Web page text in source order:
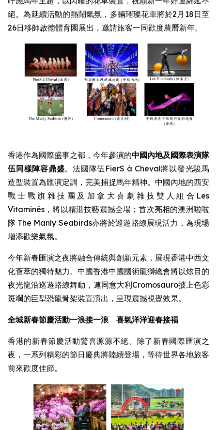
絕。為延續活動的熱鬧氣氛，多輛璀璨花車將於2月18日至
26日移師啟德體育園展出，邀請旅客一同歡度農曆新年。
香港作為國際盛事之都，今年參演的中國內地及國際表演隊
伍同樣陣容鼎盛。法國隊伍FierS à Cheval將以發光駿馬
造型裝置為匯演定調，完美捕捉馬年精神。中國內地的西安
戰士戰旗雜技團及加拿大喜劇雜技雙人組合Les
Vitaminés，將以精湛技藝震撼全場；首次亮相的澳洲啦啦
隊 The Manly Seabirds亦將於巡遊路線展現活力，為現場
增添歡樂氣氛。
今年新春匯演之夜將融合傳統與創新元素，展現香港中西文
化薈萃的獨特魅力。中國香港中國國術龍獅總會將以炫目的
夜光龍沿巡遊路線舞動，連同意大利Cromosauro披上色彩
斑斕的巨型恐龍骨架裝置演出，呈現震撼視覺效果。
全城新春節慶活動一浪接一浪 喜氣洋洋迎春接福
香港的新春節慶活動驚喜源源不絕。除了新春國際匯演之
夜，一系列精彩的節日慶典將陸續登場，等待世界各地旅客
前來歡度佳節。